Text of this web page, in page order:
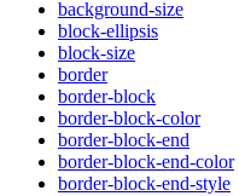
background-size
block-ellipsis
block-size
border
border-block
border-block-color
border-block-end
border-block-end-color
border-block-end-style